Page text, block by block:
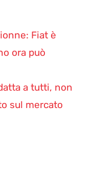
Fiat è
ora può
a tutti, non
sul mercato